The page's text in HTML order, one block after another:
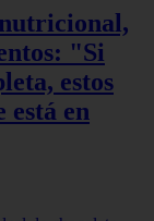
"Si
estos
está en